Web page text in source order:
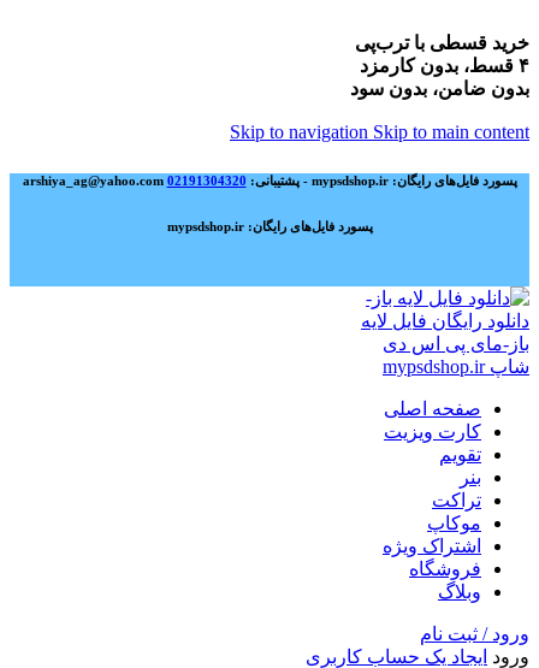
خرید قسطی با ترب‌پی
۴ قسط، بدون کارمزد
بدون ضامن، بدون سود
Skip to navigation Skip to main content
پسورد فایل‌های رایگان: mypsdshop.ir - پشتیبانی: arshiya_ag@yahoo.com 02191304320
پسورد فایل‌های رایگان: mypsdshop.ir
صفحه اصلی
کارت ویزیت
تقویم
بنر
تراکت
موکاپ
اشتراک ویژه
فروشگاه
وبلاگ
ورود / ثبت نام
ورود ایجاد یک حساب کاربری